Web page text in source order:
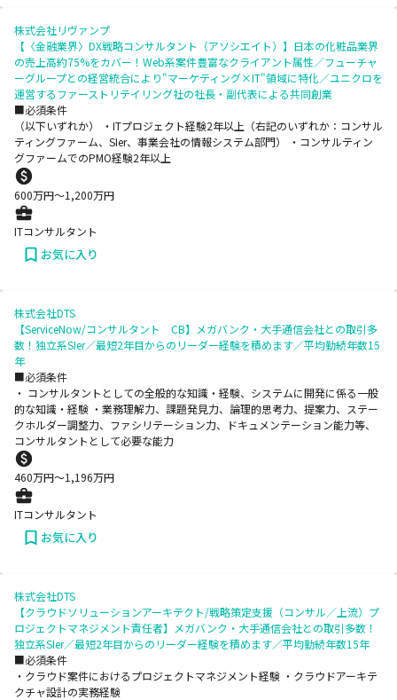
株式会社リヴァンプ
【〈金融業界〉DX戦略コンサルタント（アソシエイト）】日本の化粧品業界
の売上高約75%をカバー！Web系案件豊富なクライアント属性／フューチャ
ーグループとの経営統合により"マーケティング×IT"領域に特化／ユニクロを
運営するファーストリテイリング社の社長・副代表による共同創業
■必須条件
（以下いずれか） ・ITプロジェクト経験2年以上（右記のいずれか：コンサル
ティングファーム、SIer、事業会社の情報システム部門） ・コンサルティン
グファームでのPMO経験2年以上
600万円〜1,200万円
ITコンサルタント
お気に入り
株式会社DTS
【ServiceNow/コンサルタント CB】メガバンク・大手通信会社との取引多
数！独立系SIer／最短2年目からのリーダー経験を積めます／平均勤続年数15
年
■必須条件
・ コンサルタントとしての全般的な知識・経験、システムに開発に係る一般
的な知識・経験 ・業務理解力、課題発見力、論理的思考力、提案力、ステー
クホルダー調整力、ファシリテーション力、ドキュメンテーション能力等、
コンサルタントとして必要な能力
460万円〜1,196万円
ITコンサルタント
お気に入り
株式会社DTS
【クラウドソリューションアーキテクト/戦略策定支援（コンサル／上流）プ
ロジェクトマネジメント責任者】メガバンク・大手通信会社との取引多数！
独立系SIer／最短2年目からのリーダー経験を積めます／平均勤続年数15年
■必須条件
・クラウド案件におけるプロジェクトマネジメント経験 ・クラウドアーキテ
クチャ設計の実務経験